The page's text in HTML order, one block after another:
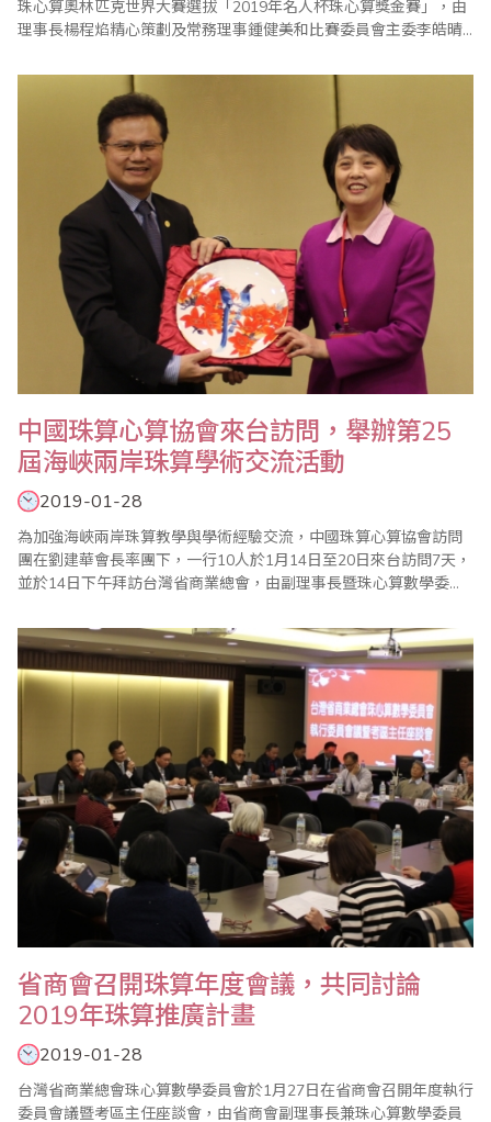
珠心算奧林匹克世界大賽選拔「2019年名人杯珠心算獎金賽」，由
理事長楊程焰精心策劃及常務理事鍾健美和比賽委員會主委李皓晴
彥光老師主持下，比賽在選手胡永璇帶領宣誓下揭開序幕，加上眾
多老師的協助與配合，使得比賽圓滿成功。 本屆比賽開創閃算PK表
演賽，凡參加珠算比賽的孩子，人人皆..
中國珠算心算協會來台訪問，舉辦第25
屆海峽兩岸珠算學術交流活動
2019-01-28
為加強海峽兩岸珠算教學與學術經驗交流，中國珠算心算協會訪問
團在劉建華會長率團下，一行10人於1月14日至20日來台訪問7天，
並於14日下午拜訪台灣省商業總會，由副理事長暨珠心算數學委員
業總會首開先河與中國珠算心算協會辦理海峽兩岸珠算交流活動，
每年一次輪流互訪，至今已舉辦25屆，透過互訪觀摩兩岸珠算教育
發展情況，獲益良多..
​省商會召開珠算年度會議，共同討論
2019年珠算推廣計畫
2019-01-28
台灣省商業總會珠心算數學委員會於1月27日在省商會召開年度執行
委員會議暨考區主任座談會，由省商會副理事長兼珠心算數學委員